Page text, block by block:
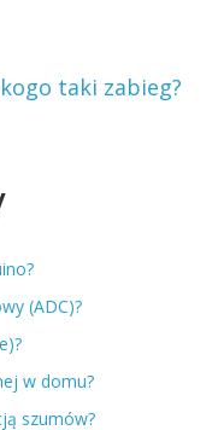
taki zabieg?
(ADC)?
w domu?
szumów?